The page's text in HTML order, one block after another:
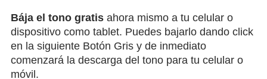
Bája el tono gratis ahora mismo a tu celular o
dispositivo como tablet. Puedes bajarlo dando click
en la siguiente Botón Gris y de inmediato
comenzará la descarga del tono para tu celular o
móvil.